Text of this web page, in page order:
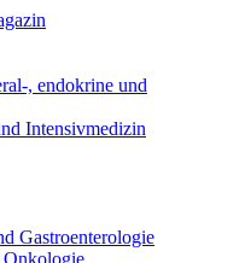
, endokrine und
Intensivmedizin
Gastroenterologie
Onkologie